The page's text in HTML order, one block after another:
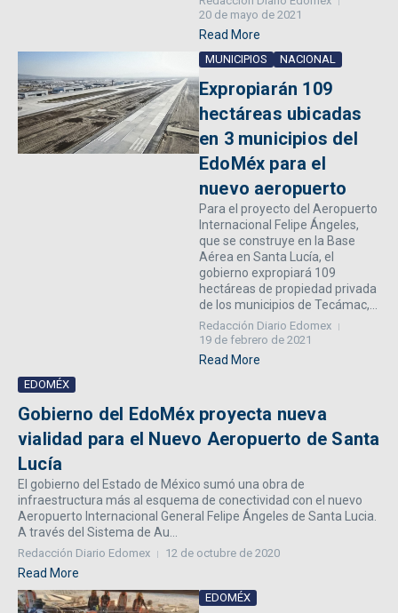
20 de mayo de 2021
Read More
MUNICIPIOS NACIONAL
Expropiarán 109
hectáreas ubicadas
en 3 municipios del
EdoMéx para el
nuevo aeropuerto
Para el proyecto del Aeropuerto
Internacional Felipe Ángeles,
que se construye en la Base
Aérea en Santa Lucía, el
gobierno expropiará 109
hectáreas de propiedad privada
de los municipios de Tecámac,...
Redacción Diario Edomex
19 de febrero de 2021
Read More
EDOMÉX
Gobierno del EdoMéx proyecta nueva
vialidad para el Nuevo Aeropuerto de Santa
Lucía
El gobierno del Estado de México sumó una obra de
infraestructura más al esquema de conectividad con el nuevo
Aeropuerto Internacional General Felipe Ángeles de Santa Lucia.
A través del Sistema de Au...
Redacción Diario Edomex 12 de octubre de 2020
Read More
EDOMÉX